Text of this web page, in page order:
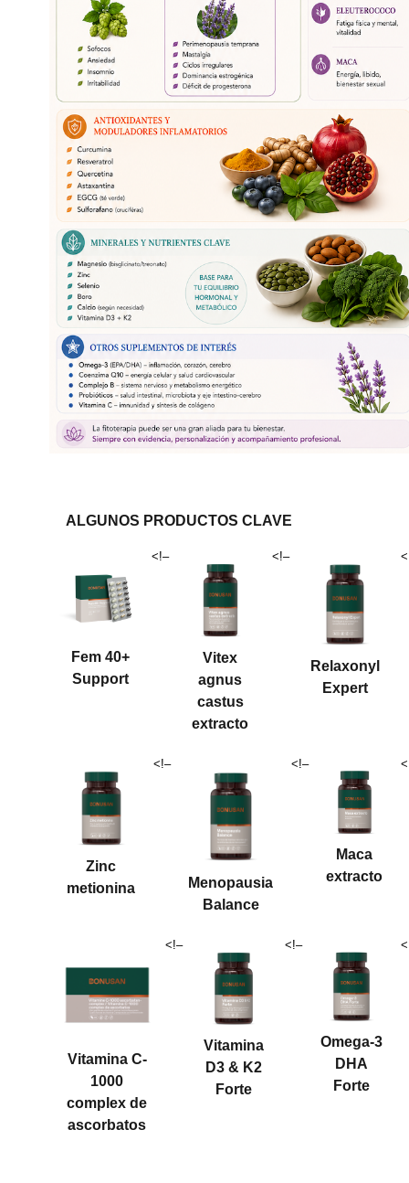
ALGUNOS PRODUCTOS CLAVE
Fem 40+
Support
<!–
Vitex
agnus
castus
extracto
<!–
Relaxonyl
Expert
Zinc
metionina
<!–
Menopausia
Balance
<!–
Maca
extracto
Vitamina C-
1000
complex de
ascorbatos
<!–
Vitamina
D3 & K2
Forte
<!–
Omega-3
DHA
Forte